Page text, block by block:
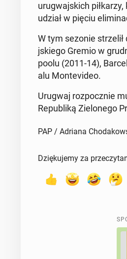
urug­wa­js­kich
udział w pięciu
W tym sezonie
jskiego Gremio w
poolu (2011-14),
alu Mon­te­v­ideo.
Urugwaj rozpocznie
Re­pub­liką Zielonego
PAP / Adriana
Dziękujemy za